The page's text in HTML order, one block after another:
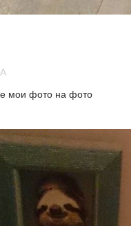
мои фото на фото